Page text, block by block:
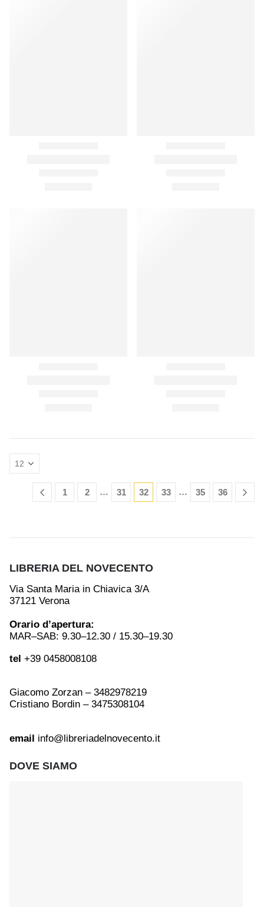
1 2 … 31 32 33 … 35 36
LIBRERIA DEL NOVECENTO
Via Santa Maria in Chiavica 3/A
37121 Verona
Orario d’apertura:
MAR–SAB: 9.30–12.30 / 15.30–19.30
tel +39 0458008108
Giacomo Zorzan – 3482978219
Cristiano Bordin – 3475308104
email info@libreriadelnovecento.it
DOVE SIAMO